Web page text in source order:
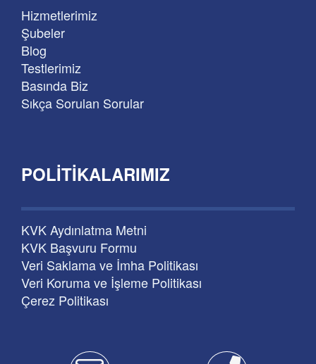
Hizmetlerimiz
Şubeler
Blog
Testlerimiz
Basında Biz
Sıkça Sorulan Sorular
POLITIKALARIMIZ
KVK Aydınlatma Metni
KVK Başvuru Formu
Veri Saklama ve İmha Politikası
Veri Koruma ve İşleme Politikası
Çerez Politikası